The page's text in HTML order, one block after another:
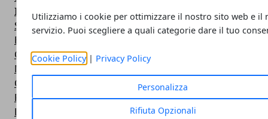
Utilizziamo i cookie per ottimizzare il nostro sito web e il
servizio. Puoi scegliere a quali categorie dare il tuo
Cookie Policy | Privacy Policy
Personalizza
Rifiuta Opzionali
Investimenti
Scienza e tecnologia
Economia e Finanza
Cucina
Motori
Calcio
Risparmio
Lavoro e Concorsi